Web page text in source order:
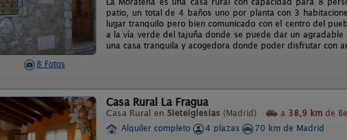
8 Fotos
patio, un total de 4 baños uno por planta con 3
lugar tranquilo pero bien comunicado con el centro del
a la vía verde del tajuña donde se puede dar un
una casa tranquila y acogedora donde poder disfrutar con
Casa Rural La Fragua
Casa Rural en Sieteiglesias (Madrid) a 38,9 km de
Alquiler completo
4 plazas
70 km de Madrid